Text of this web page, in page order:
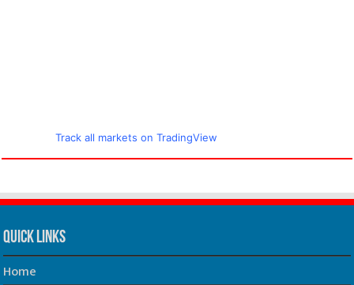
Track all markets on TradingView
Quick Links
Home